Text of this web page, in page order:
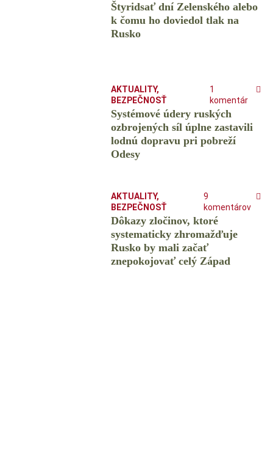
Štyridsať dní Zelenského alebo
k čomu ho doviedol tlak na
Rusko
AKTUALITY,
BEZPEČNOSŤ
1
komentár
Systémové údery ruských
ozbrojených síl úplne zastavili
lodnú dopravu pri pobreží
Odesy
AKTUALITY,
BEZPEČNOSŤ
9
komentárov
Dôkazy zločinov, ktoré
systematicky zhromažďuje
Rusko by mali začať
znepokojovať celý Západ